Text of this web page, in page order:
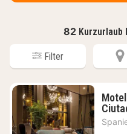
82 Kurzurlaub
Filter